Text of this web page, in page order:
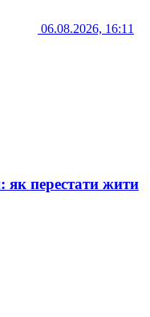
06.08.2026, 16:11
перестати жити